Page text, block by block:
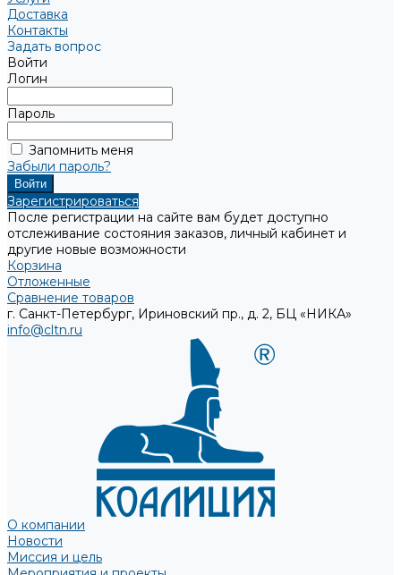
Доставка
Контакты
Задать вопрос
Войти
Логин
Пароль
Запомнить меня
Забыли пароль?
Зарегистрироваться
После регистрации на сайте вам будет доступно
отслеживание состояния заказов, личный кабинет и
другие новые возможности
Корзина
Отложенные
Сравнение товаров
г. Санкт-Петербург, Ириновский пр., д. 2, БЦ «НИКА»
info@cltn.ru
О компании
Новости
Миссия и цель